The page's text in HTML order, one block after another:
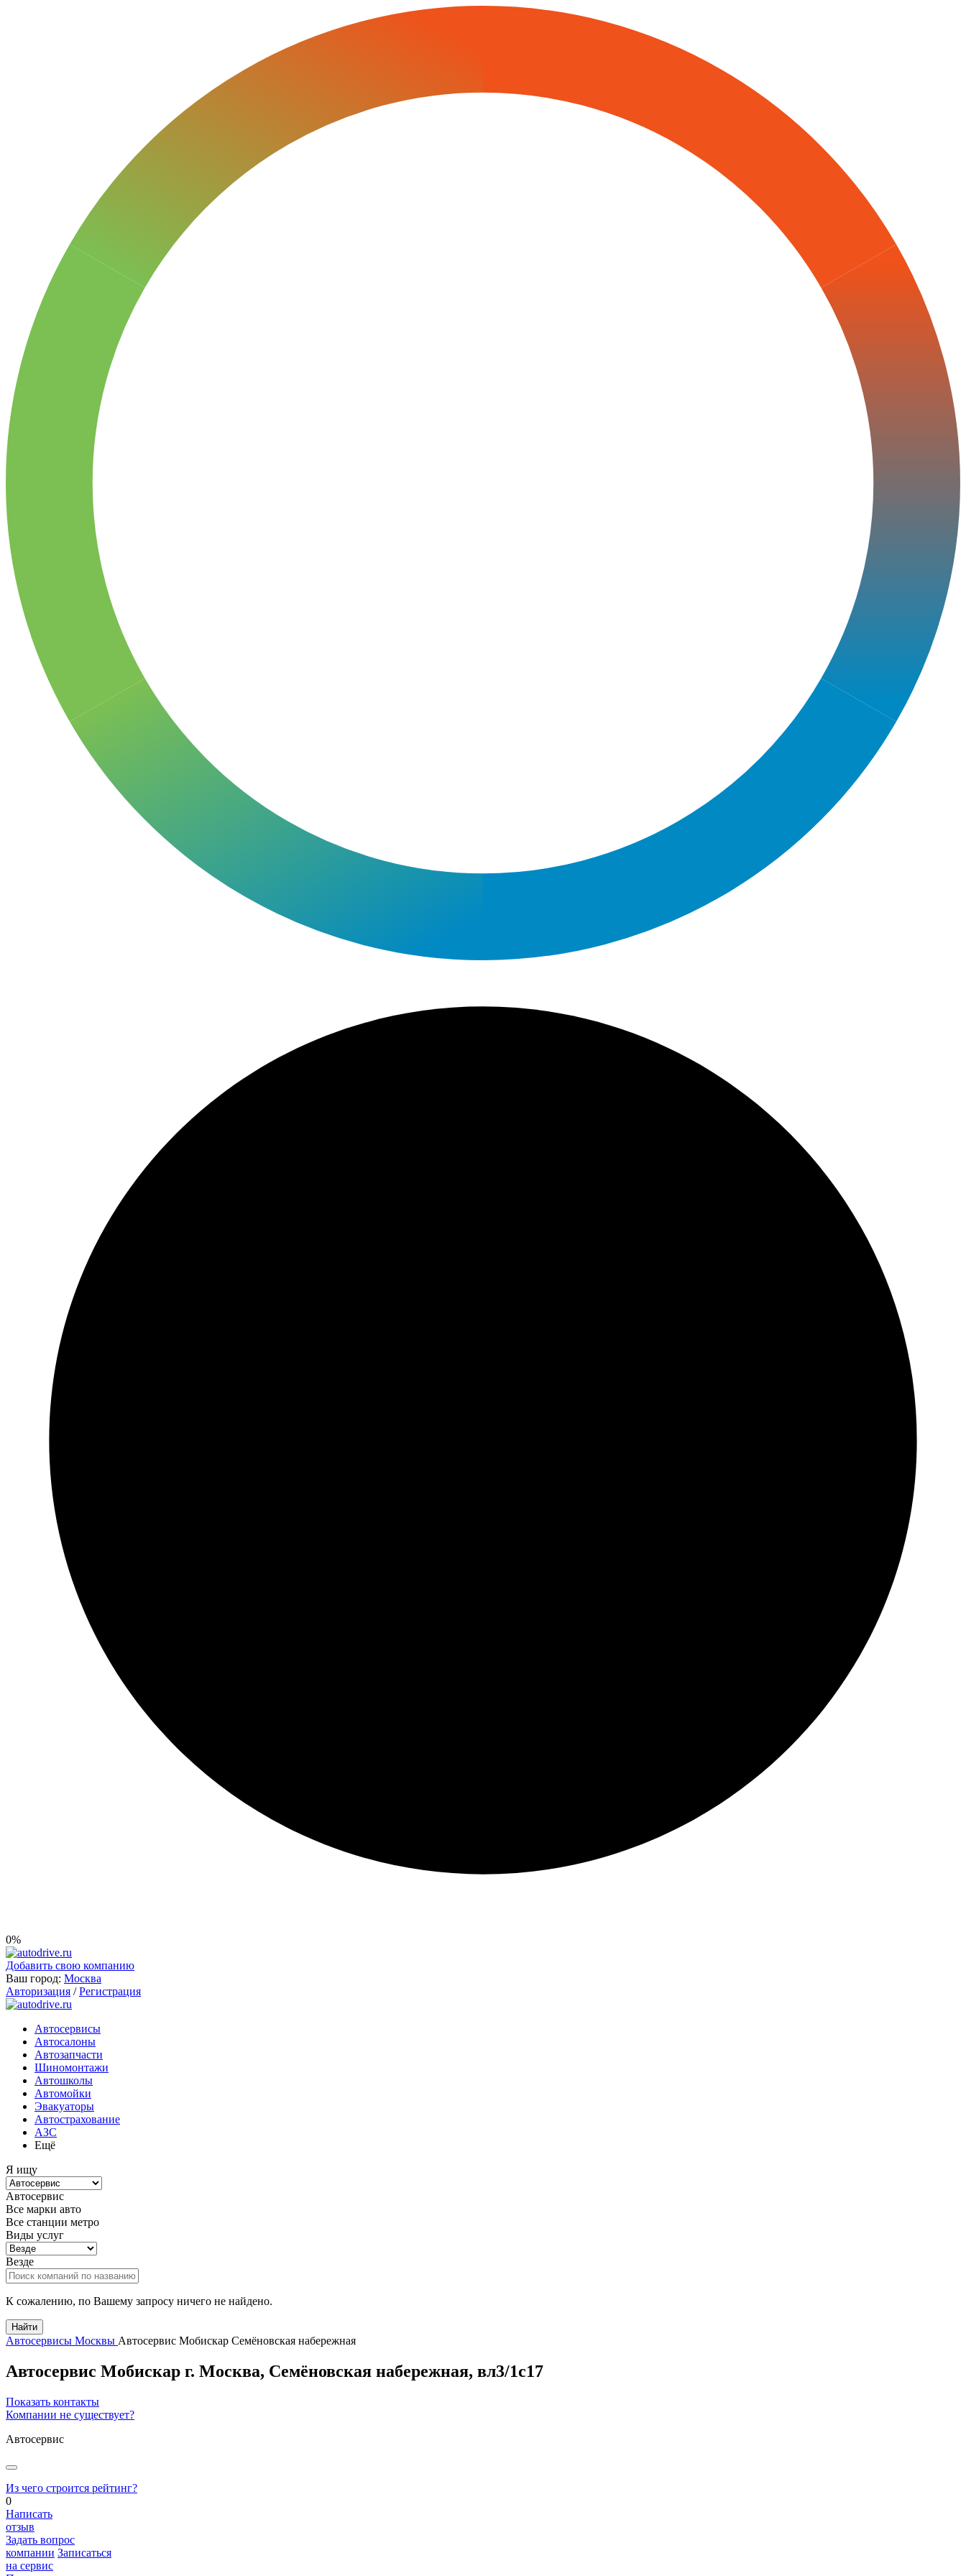
0%
Добавить свою компанию
Ваш город: Москва
Авторизация / Регистрация
Автосервисы
Автосалоны
Автозапчасти
Шиномонтажи
Автошколы
Автомойки
Эвакуаторы
Автострахование
АЗС
Ещё
Я ищу
Автосервис
Все марки авто
Все станции метро
Виды услуг
Везде
К сожалению, по Вашему запросу ничего не найдено.
Найти
Автосервисы Москвы Автосервис Мобискар Семёновская набережная
Автосервис Мобискар г. Москва, Семёновская набережная, вл3/1с17
Показать контакты
Компании не существует?
Автосервис
Из чего строится рейтинг?
0
Написать
отзыв
Задать вопрос
компании Записаться
на сервис